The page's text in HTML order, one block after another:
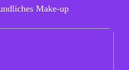
Make-up